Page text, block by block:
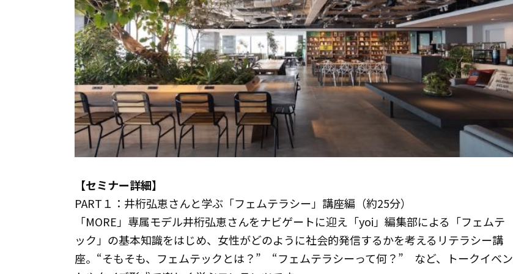
【セミナー詳細】
PART１：井桁弘恵さんと学ぶ「フェムテラシー」講座編（約25分）
「MORE」専属モデル井桁弘恵さんをナビゲートに迎え「yoi」編集部による「フェムテ
ック」の基本知識をはじめ、女性がどのように社会的発信するかを考えるリテラシー講
座。“そもそも、フェムテックとは？” “フェムテラシーって何？” など、トークイベン